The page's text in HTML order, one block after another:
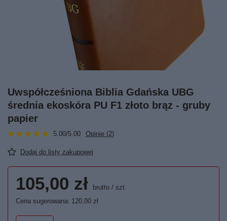
Uwspółcześniona Biblia Gdańska UBG
średnia ekoskóra PU F1 złoto brąz - gruby
papier
5.00/5.00 Opinie (2)
Dodaj do listy zakupowej
105,00 zł brutto / szt.
Cena sugerowana: 120,00 zł